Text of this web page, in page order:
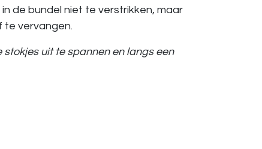
de bundel niet te verstrikken, maar
te vervangen.
uit te spannen en langs een